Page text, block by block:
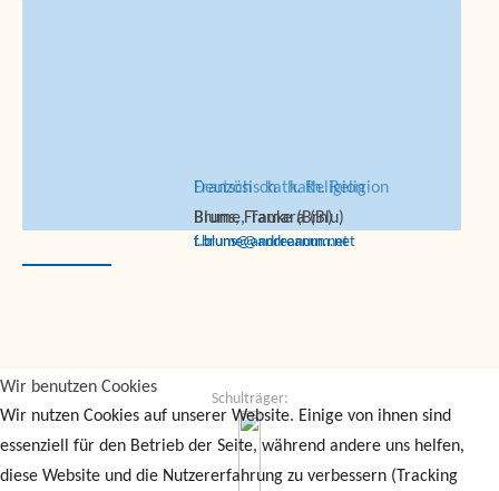
Französisch
kath. Religion
Blume, Tamara (Blu)
t.blume@andreanum.net
Deutsch
kath. Religion
Bruns, Frauke (Brn)
f.bruns@andreanum.net
Schulträger:
Wir benutzen Cookies
Wir nutzen Cookies auf unserer Website. Einige von ihnen sind
essenziell für den Betrieb der Seite, während andere uns helfen,
diese Website und die Nutzererfahrung zu verbessern (Tracking